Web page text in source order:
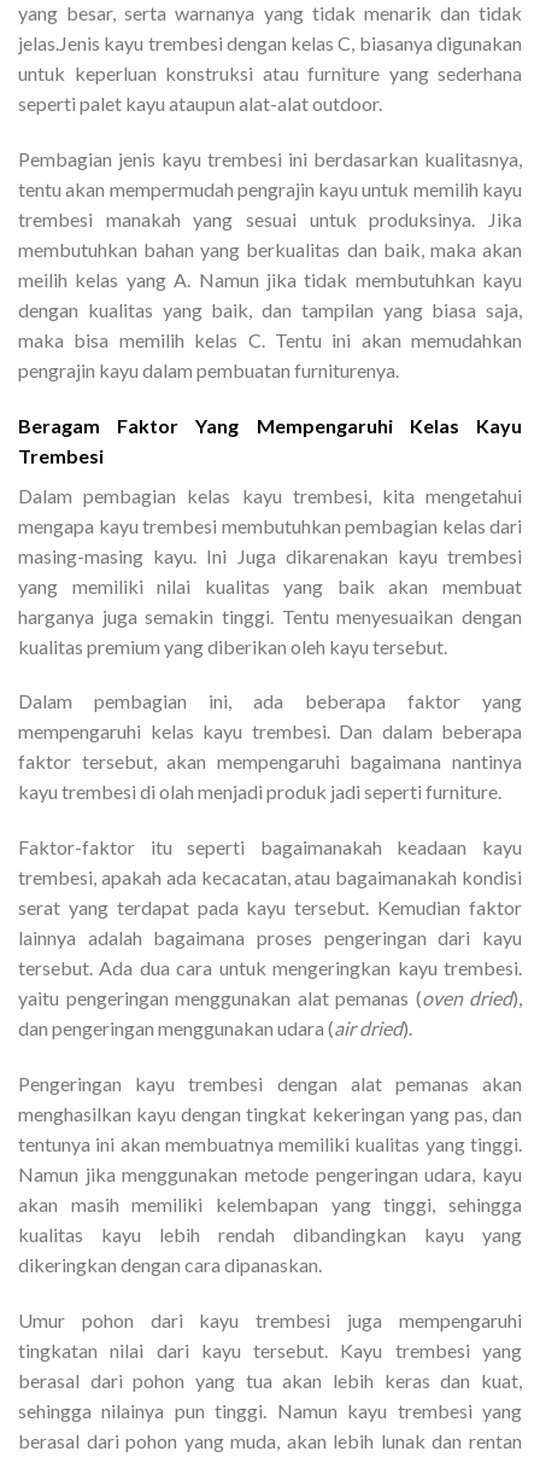
yang besar, serta warnanya yang tidak menarik dan tidak
jelas.Jenis kayu trembesi dengan kelas C, biasanya digunakan
untuk keperluan konstruksi atau furniture yang sederhana
seperti palet kayu ataupun alat-alat outdoor.
Pembagian jenis kayu trembesi ini berdasarkan kualitasnya,
tentu akan mempermudah pengrajin kayu untuk memilih kayu
trembesi manakah yang sesuai untuk produksinya. Jika
membutuhkan bahan yang berkualitas dan baik, maka akan
meilih kelas yang A. Namun jika tidak membutuhkan kayu
dengan kualitas yang baik, dan tampilan yang biasa saja,
maka bisa memilih kelas C. Tentu ini akan memudahkan
pengrajin kayu dalam pembuatan furniturenya.
Beragam Faktor Yang Mempengaruhi Kelas Kayu
Trembesi
Dalam pembagian kelas kayu trembesi, kita mengetahui
mengapa kayu trembesi membutuhkan pembagian kelas dari
masing-masing kayu. Ini Juga dikarenakan kayu trembesi
yang memiliki nilai kualitas yang baik akan membuat
harganya juga semakin tinggi. Tentu menyesuaikan dengan
kualitas premium yang diberikan oleh kayu tersebut.
Dalam pembagian ini, ada beberapa faktor yang
mempengaruhi kelas kayu trembesi. Dan dalam beberapa
faktor tersebut, akan mempengaruhi bagaimana nantinya
kayu trembesi di olah menjadi produk jadi seperti furniture.
Faktor-faktor itu seperti bagaimanakah keadaan kayu
trembesi, apakah ada kecacatan, atau bagaimanakah kondisi
serat yang terdapat pada kayu tersebut. Kemudian faktor
lainnya adalah bagaimana proses pengeringan dari kayu
tersebut. Ada dua cara untuk mengeringkan kayu trembesi.
yaitu pengeringan menggunakan alat pemanas (oven dried),
dan pengeringan menggunakan udara (air dried).
Pengeringan kayu trembesi dengan alat pemanas akan
menghasilkan kayu dengan tingkat kekeringan yang pas, dan
tentunya ini akan membuatnya memiliki kualitas yang tinggi.
Namun jika menggunakan metode pengeringan udara, kayu
akan masih memiliki kelembapan yang tinggi, sehingga
kualitas kayu lebih rendah dibandingkan kayu yang
dikeringkan dengan cara dipanaskan.
Umur pohon dari kayu trembesi juga mempengaruhi
tingkatan nilai dari kayu tersebut. Kayu trembesi yang
berasal dari pohon yang tua akan lebih keras dan kuat,
sehingga nilainya pun tinggi. Namun kayu trembesi yang
berasal dari pohon yang muda, akan lebih lunak dan rentan